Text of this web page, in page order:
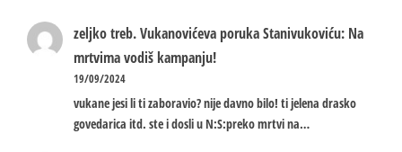
zeljko treb.Vukanovićeva poruka Stanivukoviću: Na
mrtvima vodiš kampanju!
19/09/2024
vukane jesi li ti zaboravio? nije davno bilo! ti jelena drasko
govedarica itd. ste i dosli u N:S:preko mrtvi na…